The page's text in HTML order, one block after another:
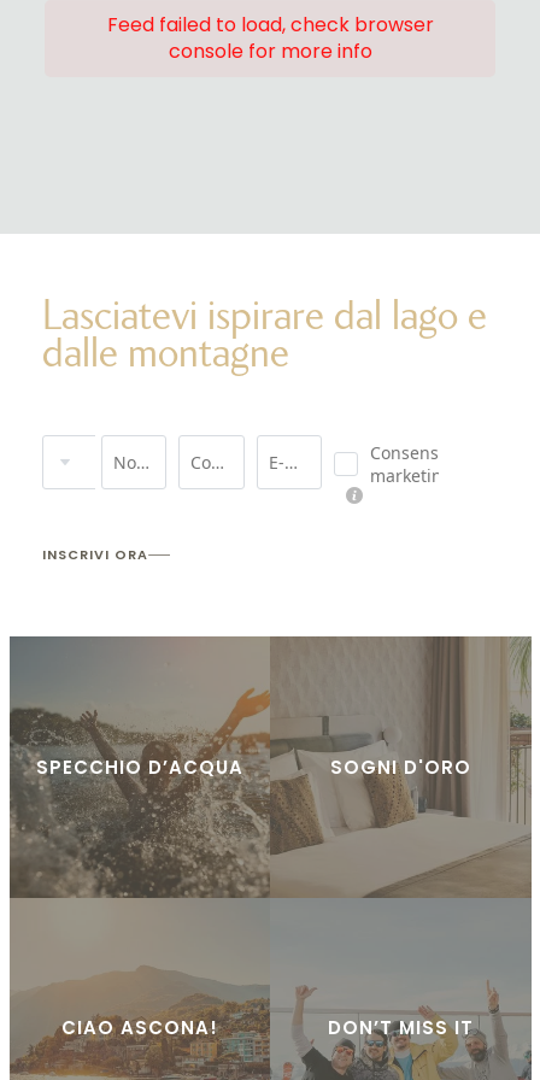
Feed failed to load, check browser
console for more info
Lasciatevi ispirare dal lago e
dalle montagne
Nome Cognome* E-mail*
Consenso
marketing*
INSCRIVI ORA
SPECCHIO D’ACQUA SOGNI D'ORO
CIAO ASCONA! DON’T MISS IT